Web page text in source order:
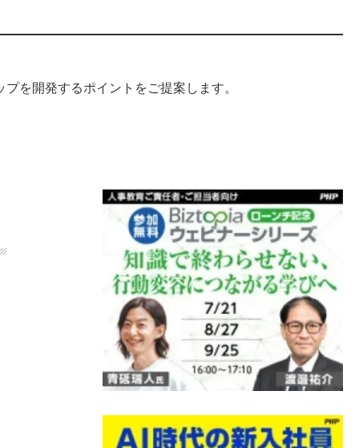
を開発するポイントをご提案します。